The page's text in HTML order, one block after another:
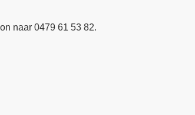
naar 0479 61 53 82.